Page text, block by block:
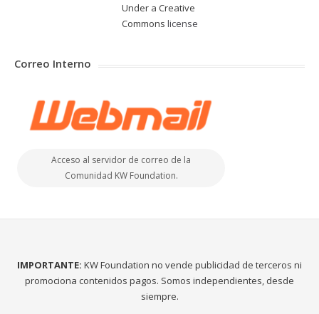
Under a Creative
Commons license
Correo Interno
Acceso al servidor de correo de la
Comunidad KW Foundation.
IMPORTANTE: KW Foundation no vende publicidad de terceros ni
promociona contenidos pagos. Somos independientes, desde
siempre.